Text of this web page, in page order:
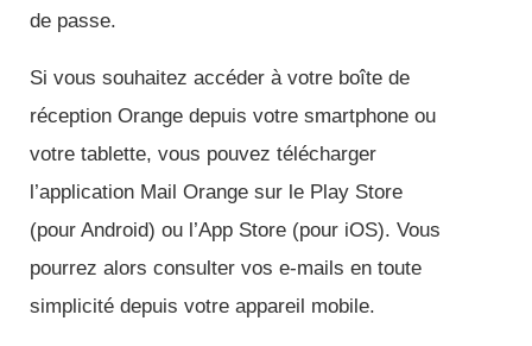
de passe.
Si vous souhaitez accéder à votre boîte de
réception Orange depuis votre smartphone ou
votre tablette, vous pouvez télécharger
l’application Mail Orange sur le Play Store
(pour Android) ou l’App Store (pour iOS). Vous
pourrez alors consulter vos e-mails en toute
simplicité depuis votre appareil mobile.